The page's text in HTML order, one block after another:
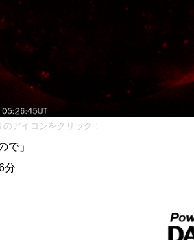
アイコンをクリック！
で」
分